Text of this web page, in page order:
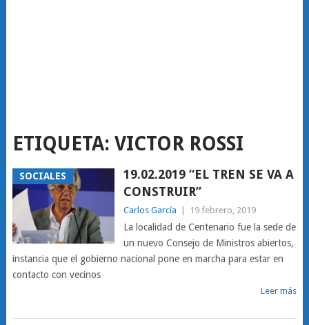
ETIQUETA: VICTOR ROSSI
SOCIALES
19.02.2019 “EL TREN SE VA A
CONSTRUIR”
Carlos García 19 febrero, 2019
La localidad de Centenario fue la sede de
un nuevo Consejo de Ministros abiertos,
instancia que el gobierno nacional pone en marcha para estar en
contacto con vecinos
Leer más